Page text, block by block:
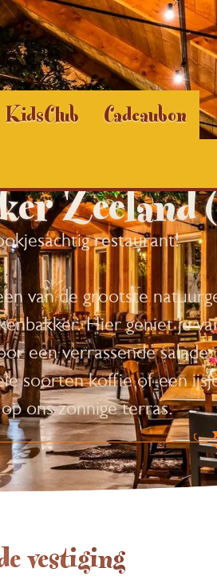
KidsClub Cadeaubon
restaurant!
van de grootste
Hier geniet je
een verrassende
soorten koffie of een
ons zonnige terras.
vestiging